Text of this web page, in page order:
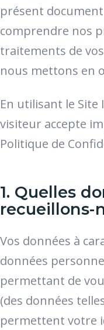
présent
comprendre nos
traitements de
nous mettons en
En utilisant le Site
visiteur accepte
Politique de
1. Quelles
recueillons-
Vos données à
données
permettant de
(des données
permettent votre